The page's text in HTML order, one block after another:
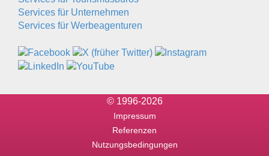
Services für Unternehmen
Services für Werbeagenturen
© 1996-2026
Impressum
Referenzen
Nutzungsbedingungen